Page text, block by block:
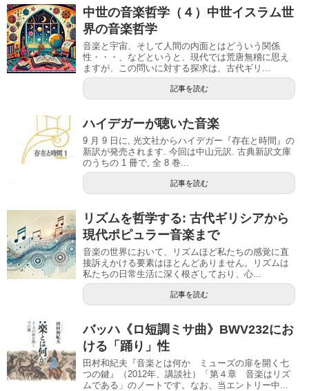
中世の音楽哲学（４）中世イスラム世
界の音楽哲学
音楽と宇宙、そして人間の内面とはどういう関係
性・・・、などというと、現代では荒唐無稽に思え
ますが、この問いに対する探求は、古代ギリ...
記事を読む
ハイデガーが聴いた音楽
9 月 9 日に, 光文社からハイデガー『存在と時間』の
新訳が発売されます. 今回は中山元訳. 古典新訳文庫
のうちの 1 冊で, 全 8 巻...
記事を読む
リズムを哲学する: 古代ギリシアから
現代ポピュラー音楽まで
音楽の世界において、リズムほど私たちの感覚に直
接訴えかける要素はほとんどありません。リズムは
私たちの日常生活に深く根ざしており、心...
記事を読む
バッハ《ロ短調ミサ曲》BWV232にお
ける「踊り」性
田村和紀夫『音楽とは何か ミューズの扉を開く七
つの鍵』（2012年、講談社）「第４章 音楽はリズ
ムである」のノートです。なお、当エントリー中...